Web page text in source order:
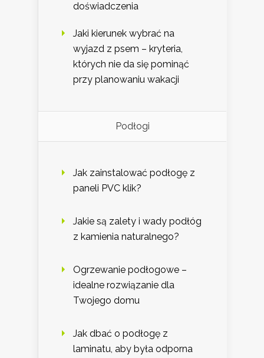
doświadczenia
Jaki kierunek wybrać na
wyjazd z psem – kryteria,
których nie da się pominąć
przy planowaniu wakacji
Podłogi
Jak zainstalować podłogę z
paneli PVC klik?
Jakie są zalety i wady podłóg
z kamienia naturalnego?
Ogrzewanie podłogowe –
idealne rozwiązanie dla
Twojego domu
Jak dbać o podłogę z
laminatu, aby była odporna